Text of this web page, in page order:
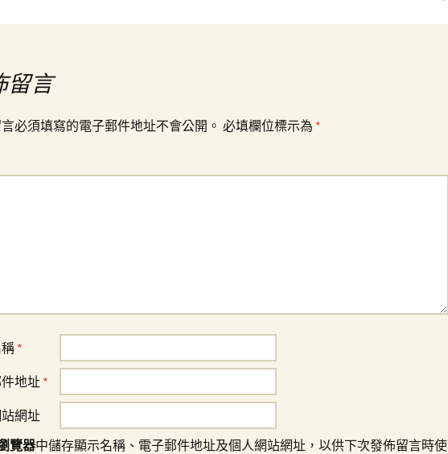
留言
必須填寫的電子郵件地址不會公開。 必填欄位標示為 *
*
地址 *
網址
覽器中儲存顯示名稱、電子郵件地址及個人網站網址，以供下次發佈留言時使